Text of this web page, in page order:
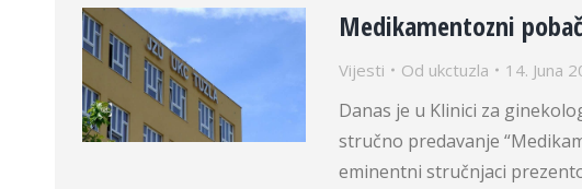
Medikamentozni
Vijesti Od ukctuzla 14. Juna
Danas je u Klinici za
stručno predavanje
eminentni stručnjaci